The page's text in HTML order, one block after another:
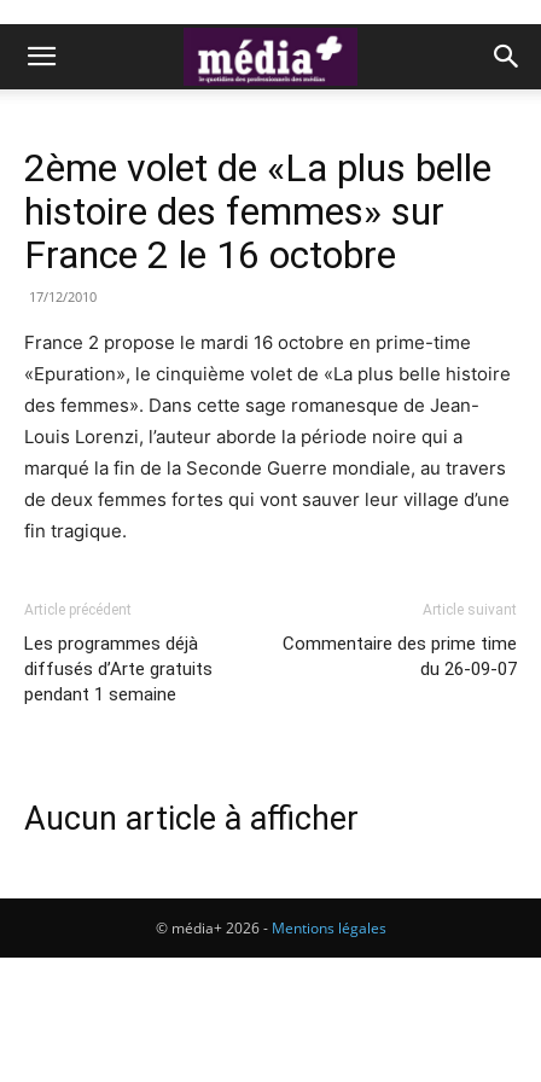
2ème volet de «La plus belle
histoire des femmes» sur
France 2 le 16 octobre
17/12/2010
France 2 propose le mardi 16 octobre en prime-time
«Epuration», le cinquième volet de «La plus belle histoire
des femmes». Dans cette sage romanesque de Jean-
Louis Lorenzi, l’auteur aborde la période noire qui a
marqué la fin de la Seconde Guerre mondiale, au travers
de deux femmes fortes qui vont sauver leur village d’une
fin tragique.
Article précédent
Les programmes déjà
diffusés d’Arte gratuits
pendant 1 semaine
Article suivant
Commentaire des prime time
du 26-09-07
Aucun article à afficher
© média+ 2026 - Mentions légales